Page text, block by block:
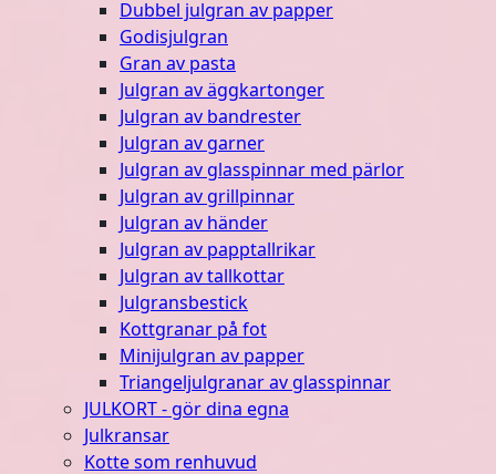
Dubbel julgran av papper
Godisjulgran
Gran av pasta
Julgran av äggkartonger
Julgran av bandrester
Julgran av garner
Julgran av glasspinnar med pärlor
Julgran av grillpinnar
Julgran av händer
Julgran av papptallrikar
Julgran av tallkottar
Julgransbestick
Kottgranar på fot
Minijulgran av papper
Triangeljulgranar av glasspinnar
JULKORT - gör dina egna
Julkransar
Kotte som renhuvud